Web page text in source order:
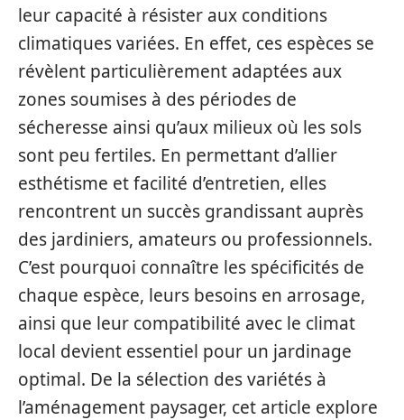
leur capacité à résister aux conditions
climatiques variées. En effet, ces espèces se
révèlent particulièrement adaptées aux
zones soumises à des périodes de
sécheresse ainsi qu’aux milieux où les sols
sont peu fertiles. En permettant d’allier
esthétisme et facilité d’entretien, elles
rencontrent un succès grandissant auprès
des jardiniers, amateurs ou professionnels.
C’est pourquoi connaître les spécificités de
chaque espèce, leurs besoins en arrosage,
ainsi que leur compatibilité avec le climat
local devient essentiel pour un jardinage
optimal. De la sélection des variétés à
l’aménagement paysager, cet article explore